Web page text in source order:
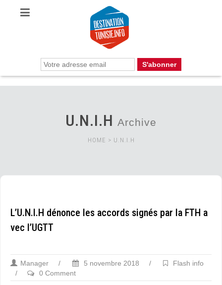
U.N.I.H Archive
HOME > U.N.I.H
L’U.N.I.H dénonce les accords signés par la FTH a
vec l’UGTT
Manager / 5 novembre 2018 /
Flash info
/
0 Comment